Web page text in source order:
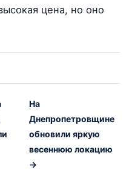
цена, но оно
На
Днепропетровщине
обновили яркую
весеннюю локацию
→